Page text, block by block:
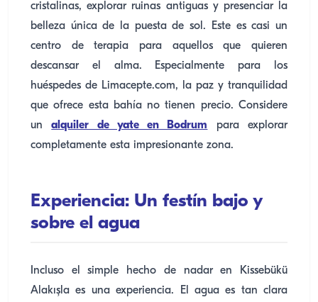
cristalinas, explorar ruinas antiguas y presenciar la
belleza única de la puesta de sol. Este es casi un
centro de terapia para aquellos que quieren
descansar el alma. Especialmente para los
huéspedes de Limacepte.com, la paz y tranquilidad
que ofrece esta bahía no tienen precio. Considere
unalquiler de yate en Bodrum para explorar
completamente esta impresionante zona.
Experiencia: Un festín bajo y
sobre el agua
Incluso el simple hecho de nadar en Kissebükü
Alakışla es una experiencia. El agua es tan clara